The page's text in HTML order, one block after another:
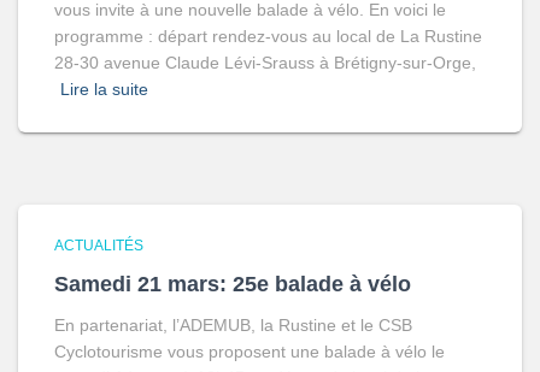
vous invite à une nouvelle balade à vélo. En voici le
programme : départ rendez-vous au local de La Rustine
28-30 avenue Claude Lévi-Srauss à Brétigny-sur-Orge,
Lire la suite
ACTUALITÉS
Samedi 21 mars: 25e balade à vélo
En partenariat, l’ADEMUB, la Rustine et le CSB
Cyclotourisme vous proposent une balade à vélo le